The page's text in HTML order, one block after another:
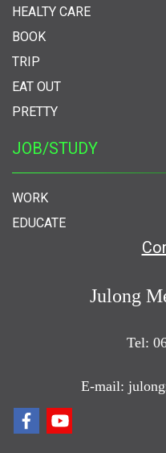
HEALTY CARE
BOOK
TRIP
EAT OUT
PRETTY
JOB/STUDY
WORK
EDUCATE
Julong
Tel:
E-mail: